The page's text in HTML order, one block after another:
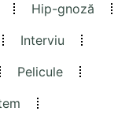
Hip-gnoză
Interviu
Pelicule